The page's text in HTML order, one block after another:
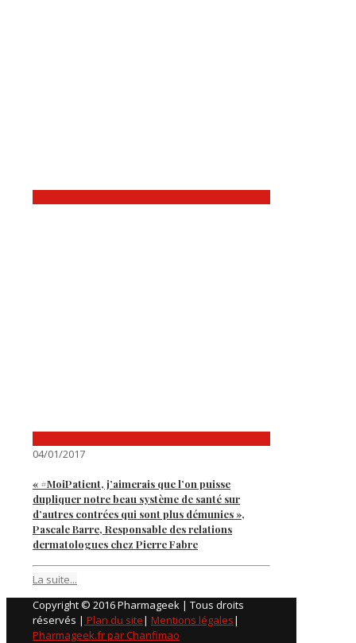
04/01/2017
« #MoiPatient, j’aimerais que l’on puisse
dupliquer notre beau système de santé sur
d’autres contrées qui sont plus démunies »,
Pascale Barre, Responsable des relations
dermatologues chez Pierre Fabre
La suite...
Copyright © 2016 Pharmageek | Tous droits
réservés | Plan du site| Mentions légales|
Pharmageek.fr par Chanfimao